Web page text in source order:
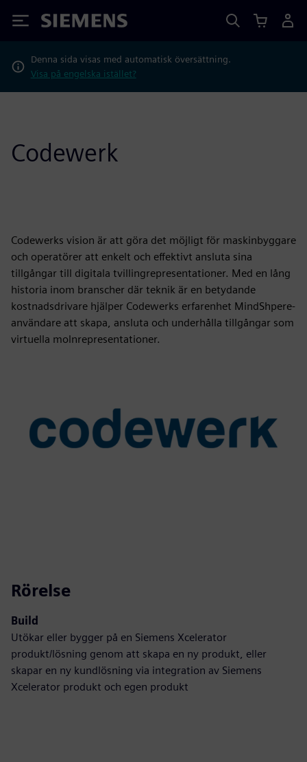
Siemens
Denna sida visas med automatisk översättning.
Visa på engelska istället?
Codewerk
Codewerks vision är att göra det möjligt för maskinbyggare
och operatörer att enkelt och effektivt ansluta sina
tillgångar till digitala tvillingrepresentationer. Med en lång
historia inom branscher där teknik är en betydande
kostnadsdrivare hjälper Codewerks erfarenhet MindShpere-
användare att skapa, ansluta och underhålla tillgångar som
virtuella molnrepresentationer.
Rörelse
Build
Utökar eller bygger på en Siemens Xcelerator
produkt/lösning genom att skapa en ny produkt, eller
skapar en ny kundlösning via integration av Siemens
Xcelerator produkt och egen produkt